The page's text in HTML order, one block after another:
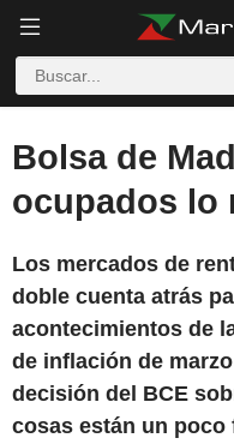
Bolsa de
ocupados lo
Los mercados de
doble cuenta atrás
acontecimientos de
de inflación de
decisión del BCE
cosas están un